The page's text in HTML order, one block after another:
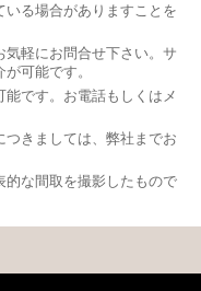
る場合がありますことを
軽にお問合せ下さい。サ
可能です。
です。お電話もしくはメ
きましては、弊社までお
な間取を撮影したもので